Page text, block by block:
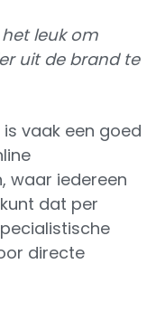
leuk om
uit de brand te
vaak een goed
waar iedereen
dat per
directe